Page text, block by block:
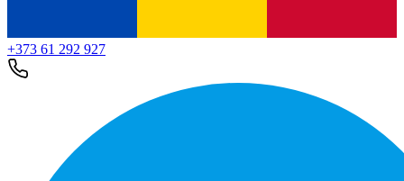
+373 61 292 927